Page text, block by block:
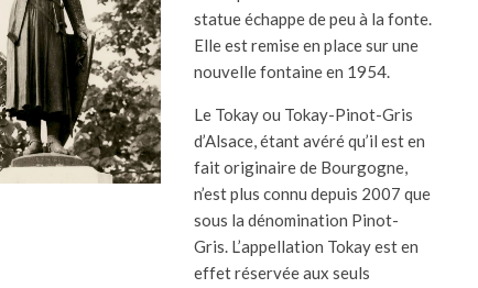
statue échappe de peu à la fonte.
Elle est remise en place sur une
nouvelle fontaine en 1954.
Le Tokay ou Tokay-Pinot-Gris
d’Alsace, étant avéré qu’il est en
fait originaire de Bourgogne,
n’est plus connu depuis 2007 que
sous la dénomination Pinot-
Gris. L’appellation Tokay est en
effet réservée aux seuls